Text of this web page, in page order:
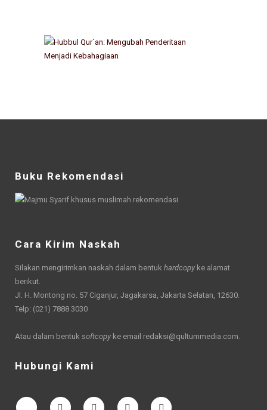
Buku Rekomendasi
Cara Kirim Naskah
Silakan mengirimkan naskah dalam bentuk hardcopy ke alamat
berikut.
Jl. H. Montong no. 57 Ciganjur, Jagakarsa, Jakarta Selatan, 12630.
Telp: (021) 7888 3030
Atau dalam bentuk softcopy ke email redaksi@qultummedia.com
Hubungi Kami